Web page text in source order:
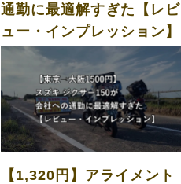
通勤に最適解すぎた【レビ
ュー・インプレッション】
【1,320円】アライメント